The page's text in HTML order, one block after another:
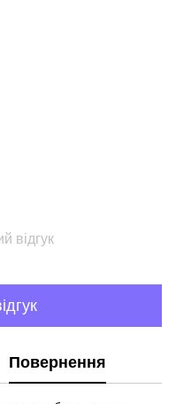
відгук
Повернення